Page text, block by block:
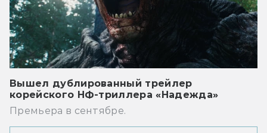
Вышел дублированный трейлер
корейского НФ-триллера «Надежда»
Премьера в сентябре.